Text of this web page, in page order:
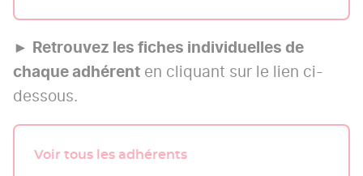
► Retrouvez les fiches individuelles de
chaque adhérent en cliquant sur le lien ci-
dessous.
Voir tous les adhérents